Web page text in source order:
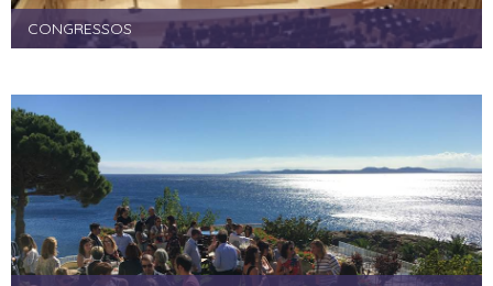
CONGRESSOS